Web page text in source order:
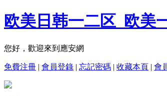
欧美日韩一二区_欧美
您好，歡迎來到應安網
免費注冊 | 會員登錄 | 忘記密碼 | 收藏本頁 | 會